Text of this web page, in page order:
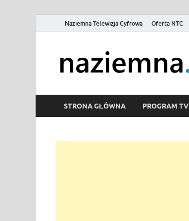
Naziemna Telewizja Cyfrowa Oferta NTC
STRONA GŁÓWNA PROGRAM TV